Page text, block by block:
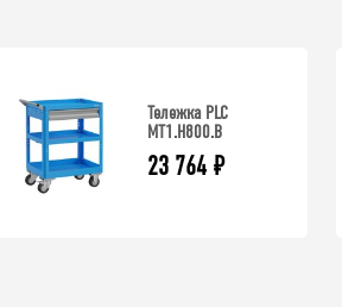
Тележка PLC
МT1.H800.В
23 764 ₽